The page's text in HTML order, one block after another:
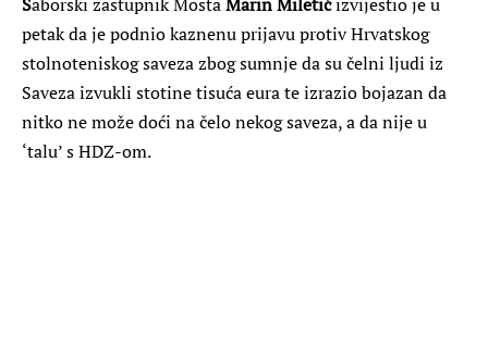
petak da je podnio kaznenu prijavu protiv Hrvatskog
stolnoteniskog saveza zbog sumnje da su čelni ljudi iz
Saveza izvukli stotine tisuća eura te izrazio bojazan da
nitko ne može doći na čelo nekog saveza, a da nije u
‘talu’ s HDZ-om.